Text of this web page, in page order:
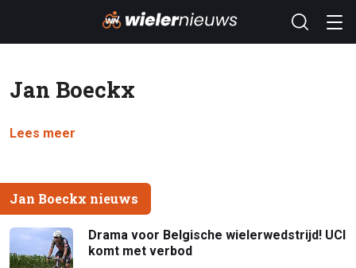
Jan Boeckx
Lees meer
Jan Boeckx nieuws
Drama voor Belgische wielerwedstrijd! UCI
komt met verbod